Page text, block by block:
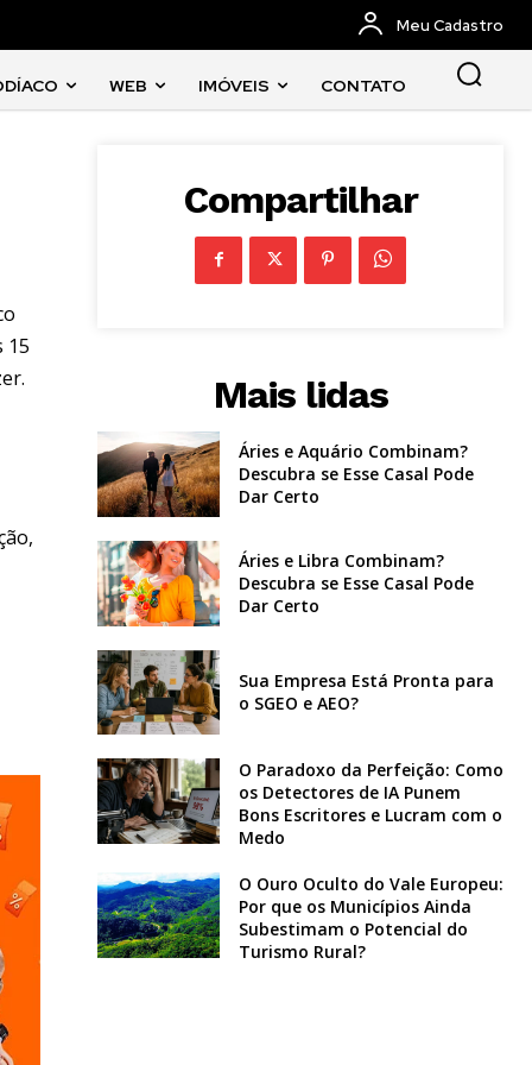
Meu Cadastro
WEB IMÓVEIS CONTATO
15
Compartilhar
Mais lidas
Áries e Aquário Combinam?
Descubra se Esse Casal Pode
Dar Certo
Áries e Libra Combinam?
Descubra se Esse Casal Pode
Dar Certo
Sua Empresa Está Pronta para
o SGEO e AEO?
O Paradoxo da Perfeição: Como
os Detectores de IA Punem
Bons Escritores e Lucram com o
Medo
O Ouro Oculto do Vale Europeu:
Por que os Municípios Ainda
Subestimam o Potencial do
Turismo Rural?